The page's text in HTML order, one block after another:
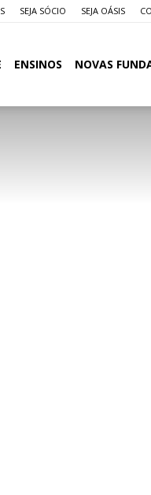
SEJA SÓCIO SEJA OÁSIS
ENSINOS NOVAS